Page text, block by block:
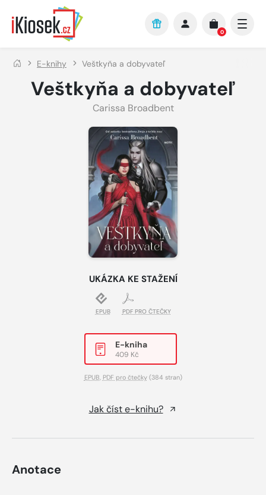
Přejít na hlavní obsah
0
E-knihy Veštkyňa a dobyvateľ
Veštkyňa a dobyvateľ
Carissa Broadbent
UKÁZKA KE STAŽENÍ
EPUB PDF PRO ČTEČKY
E-kniha
409 Kč
EPUB, PDF pro čtečky(384 stran)
Jak číst e-knihu?
Anotace